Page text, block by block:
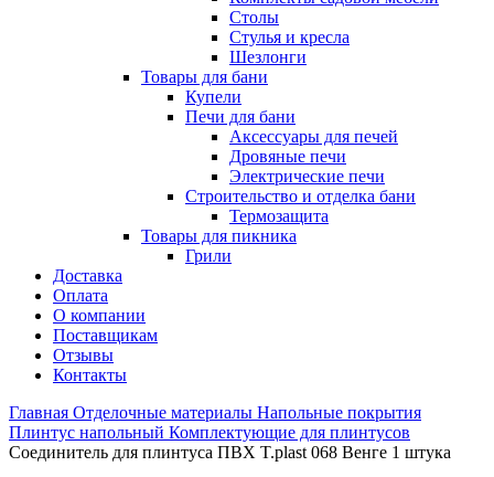
Столы
Стулья и кресла
Шезлонги
Товары для бани
Купели
Печи для бани
Аксессуары для печей
Дровяные печи
Электрические печи
Строительство и отделка бани
Термозащита
Товары для пикника
Грили
Доставка
Оплата
О компании
Поставщикам
Отзывы
Контакты
Главная Отделочные материалы Напольные покрытия
Плинтус напольный Комплектующие для плинтусов
Соединитель для плинтуса ПВХ T.рlast 068 Венге 1 штука